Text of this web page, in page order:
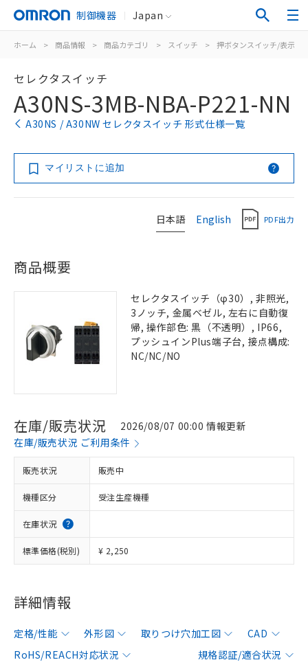
制御機器 Japan
ホーム > 商品情報 > 商品カテゴリ > スイッチ > 押ボタンスイッチ/表示灯
セレクタスイッチ
A30NS-3MB-NBA-P221-NN
A30NS / A30NW セレクタスイッチ 形式仕様一覧
マイリストに追加
日本語 English PDF出力
商品概要
セレクタスイッチ（φ30）, 非照光,
3ノッチ, 金属ベゼル, 左右に自動復
帰, 操作部色: 黒（不透明）, IP66,
プッシュインPlus端子台, 接点構成:
NC/NC/NO
在庫/販売状況
2026/08/07 00:00 情報更新
在庫/販売状況 ご利用条件
販売状況 販売中
機種区分 受注生産機種
在庫状況
標準価格(税別) ¥ 2,250
詳細情報
定格/性能 外形図 取りつけ穴加工図
CAD
RoHS/REACH対応状況
規格認証/適合状況